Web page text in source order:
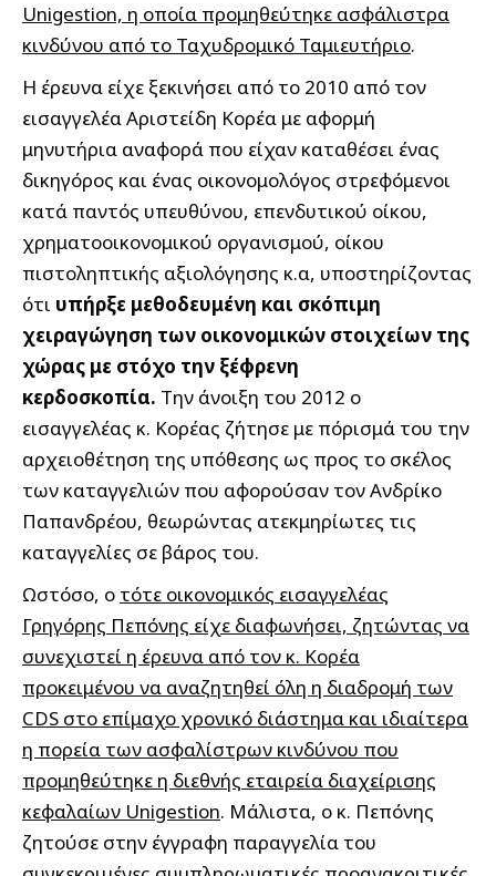
Unigestion, η οποία προμηθεύτηκε ασφάλιστρα
κινδύνου από το Ταχυδρομικό Ταμιευτήριο.
Η έρευνα είχε ξεκινήσει από το 2010 από τον
εισαγγελέα Αριστείδη Κορέα με αφορμή
μηνυτήρια αναφορά που είχαν καταθέσει ένας
δικηγόρος και ένας οικονομολόγος στρεφόμενοι
κατά παντός υπευθύνου, επενδυτικού οίκου,
χρηματοοικονομικού οργανισμού, οίκου
πιστοληπτικής αξιολόγησης κ.α, υποστηρίζοντας
ότι υπήρξε μεθοδευμένη και σκόπιμη
χειραγώγηση των οικονομικών στοιχείων της
χώρας με στόχο την ξέφρενη
κερδοσκοπία. Την άνοιξη του 2012 ο
εισαγγελέας κ. Κορέας ζήτησε με πόρισμά του την
αρχειοθέτηση της υπόθεσης ως προς το σκέλος
των καταγγελιών που αφορούσαν τον Ανδρίκο
Παπανδρέου, θεωρώντας ατεκμηρίωτες τις
καταγγελίες σε βάρος του.
Ωστόσο, ο τότε οικονομικός εισαγγελέας
Γρηγόρης Πεπόνης είχε διαφωνήσει, ζητώντας να
συνεχιστεί η έρευνα από τον κ. Κορέα
προκειμένου να αναζητηθεί όλη η διαδρομή των
CDS στο επίμαχο χρονικό διάστημα και ιδιαίτερα
η πορεία των ασφαλίστρων κινδύνου που
προμηθεύτηκε η διεθνής εταιρεία διαχείρισης
κεφαλαίων Unigestion. Μάλιστα, ο κ. Πεπόνης
ζητούσε στην έγγραφη παραγγελία του